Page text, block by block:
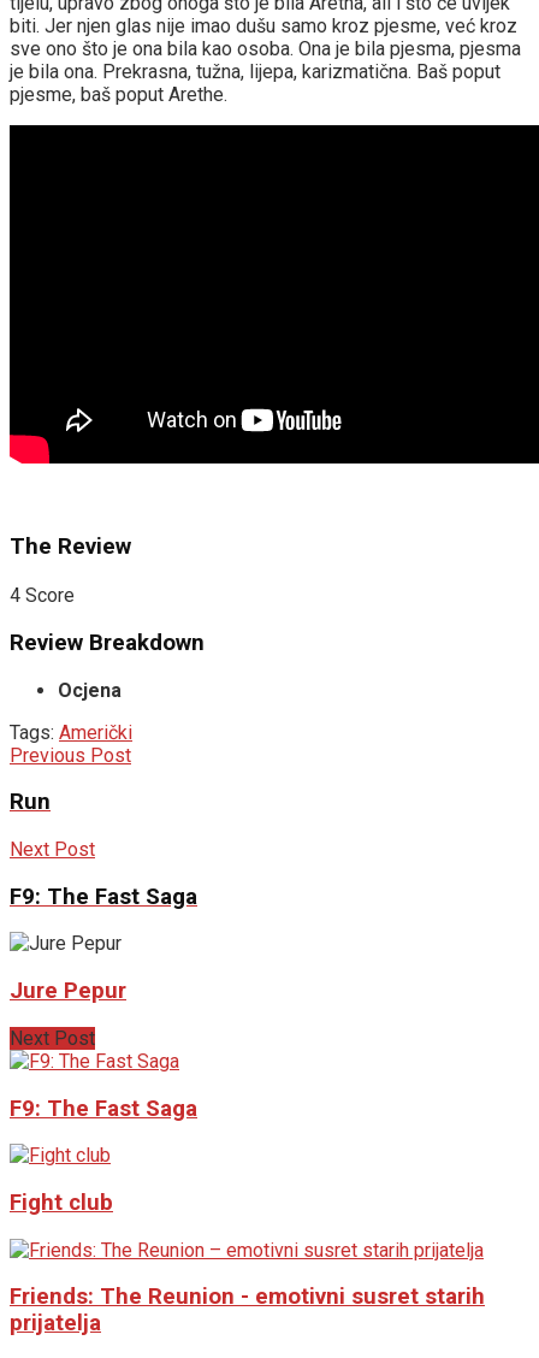
biti. Jer njen glas nije imao dušu samo kroz pjesme, već kroz
sve ono što je ona bila kao osoba. Ona je bila pjesma, pjesma
je bila ona. Prekrasna, tužna, lijepa, karizmatična. Baš poput
pjesme, baš poput Arethe.
The Review
4 Score
Review Breakdown
Ocjena
Tags: Američki
Previous Post
Run
Next Post
F9: The Fast Saga
Jure Pepur
Next Post
F9: The Fast Saga
Fight club
Friends: The Reunion - emotivni susret starih
prijatelja